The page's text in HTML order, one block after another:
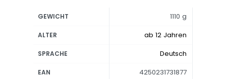
GEWICHT 1110 g
ALTER ab 12 Jahren
SPRACHE Deutsch
EAN 4250231731877